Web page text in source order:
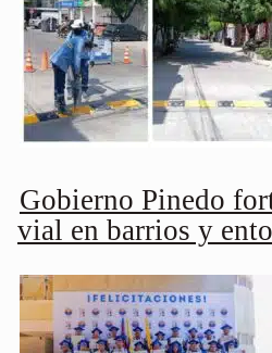
Gobierno Pinedo
vial en barrios y